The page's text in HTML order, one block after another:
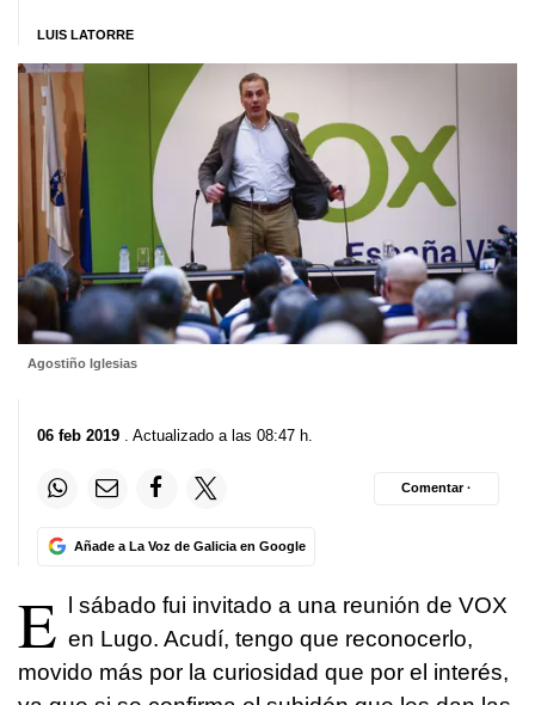
LUIS LATORRE
Agostiño Iglesias
06 feb 2019 . Actualizado a las 08:47 h.
Añade a La Voz de Galicia en Google
Comentar ·
E l sábado fui invitado a una reunión de VOX
en Lugo. Acudí, tengo que reconocerlo,
movido más por la curiosidad que por el interés,